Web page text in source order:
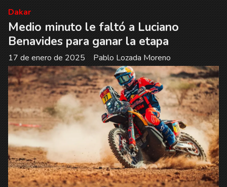
Medio minuto le faltó a Luciano
Benavides para ganar la etapa
Pablo Lozada Moreno
Dakar
17 de enero de 2025